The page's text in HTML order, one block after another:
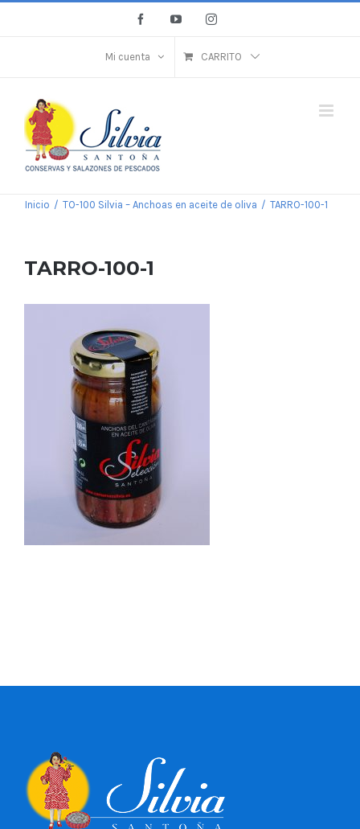
FacebookYouTubeInstagram
Mi cuenta CARRITO
Inicio / TO-100 Silvia – Anchoas en aceite de oliva / TARRO-100-1
TARRO-100-1